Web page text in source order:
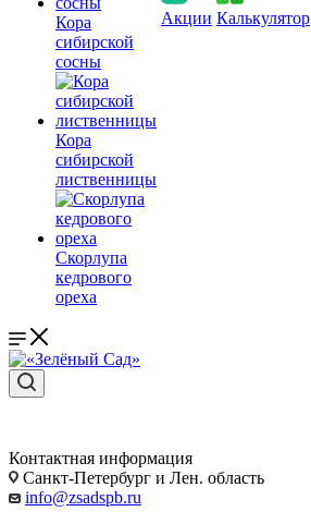
Кора
сибирской
сосны
Кора
сибирской
лиственницы
Скорлупа
кедрового
ореха
Акции Калькулятор
Контактная информация
Санкт-Петербург и Лен. область
info@zsadspb.ru